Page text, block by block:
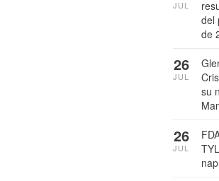
del
de
JUL
su
26
JUL
26
JUL